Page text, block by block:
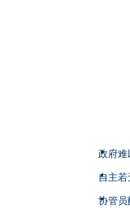
政府难
自主
协管员